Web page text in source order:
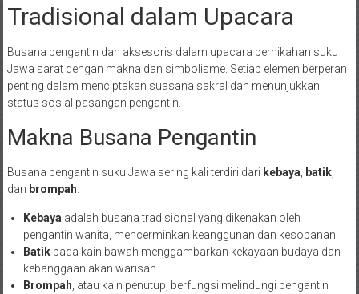
Tradisional dalam Upacara
Busana pengantin dan aksesoris dalam upacara pernikahan suku
Jawa sarat dengan makna dan simbolisme. Setiap elemen berperan
penting dalam menciptakan suasana sakral dan menunjukkan
status sosial pasangan pengantin.
Makna Busana Pengantin
Busana pengantin suku Jawa sering kali terdiri dari kebaya batik,
dan brompah
Kebaya adalah busana tradisional yang dikenakan oleh
pengantin wanita, mencerminkan keanggunan dan kesopanan.
Batikpada kain bawah menggambarkan kekayaan budaya dan
kebanggaan akan warisan.
Brompah , atau kain penutup, berfungsi melindungi pengantin